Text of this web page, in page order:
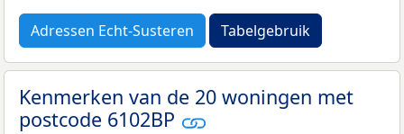
Adressen Echt-Susteren Tabelgebruik
Kenmerken van de 20 woningen met
postcode 6102BP